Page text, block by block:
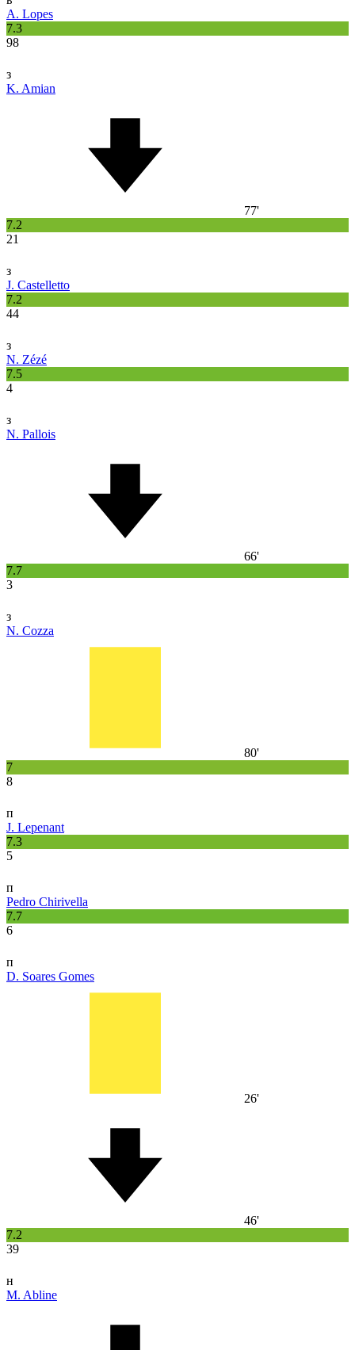
A. Lopes
7.3
98
з
K. Amian
77'
7.2
21
з
J. Castelletto
7.2
44
з
N. Zézé
7.5
4
з
N. Pallois
66'
7.7
3
з
N. Cozza
80'
7
8
п
J. Lepenant
7.3
5
п
Pedro Chirivella
7.7
6
п
D. Soares Gomes
26'
46'
7.2
39
н
M. Abline